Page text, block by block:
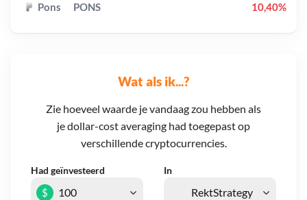
Wat als ik...?
Zie hoeveel waarde je vandaag zou hebben als
je dollar-cost averaging had toegepast op
verschillende cryptocurrencies.
Had geïnvesteerd In
$
Pons PONS 10,40%